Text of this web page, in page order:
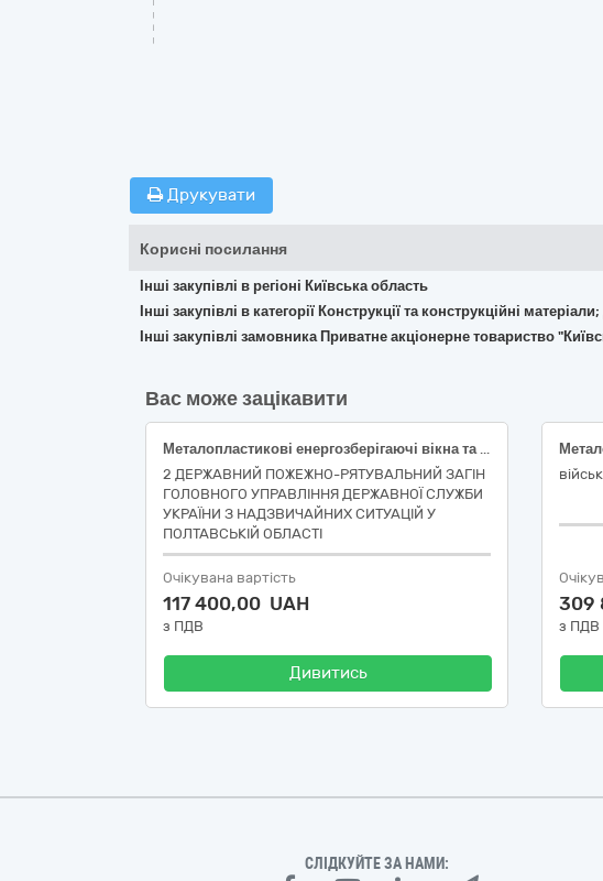
Друкувати
Корисні посилання
Інші закупівлі в регіоні Київська область
Інші закупівлі в категорії Конструкції та конструкційні
Інші закупівлі замовника Приватне акціонерне товариство
Вас може зацікавити
Металопластикові енергозберігаючі вікна та двері
2 ДЕРЖАВНИЙ ПОЖЕЖНО-РЯТУВАЛЬНИЙ ЗАГІН
ГОЛОВНОГО УПРАВЛІННЯ ДЕРЖАВНОЇ СЛУЖБИ
УКРАЇНИ З НАДЗВИЧАЙНИХ СИТУАЦІЙ У
ПОЛТАВСЬКІЙ ОБЛАСТІ
Очікувана вартість
117 400,00 UAH
з ПДВ
Дивитись
309
з ПДВ
СЛІДКУЙТЕ ЗА НАМИ: